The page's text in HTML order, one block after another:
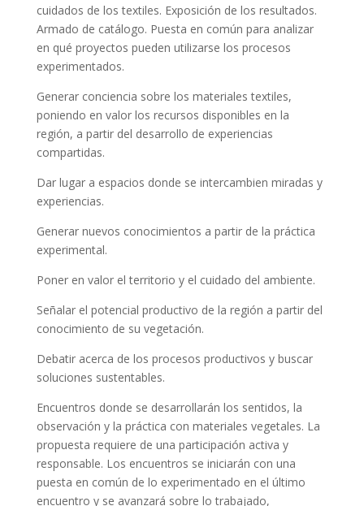
cuidados de los textiles. Exposición de los resultados.
Armado de catálogo. Puesta en común para analizar
en qué proyectos pueden utilizarse los procesos
experimentados.
Generar conciencia sobre los materiales textiles,
poniendo en valor los recursos disponibles en la
región, a partir del desarrollo de experiencias
compartidas.
Dar lugar a espacios donde se intercambien miradas y
experiencias.
Generar nuevos conocimientos a partir de la práctica
experimental.
Poner en valor el territorio y el cuidado del ambiente.
Señalar el potencial productivo de la región a partir del
conocimiento de su vegetación.
Debatir acerca de los procesos productivos y buscar
soluciones sustentables.
Encuentros donde se desarrollarán los sentidos, la
observación y la práctica con materiales vegetales. La
propuesta requiere de una participación activa y
responsable. Los encuentros se iniciarán con una
puesta en común de lo experimentado en el último
encuentro y se avanzará sobre lo trabajado,